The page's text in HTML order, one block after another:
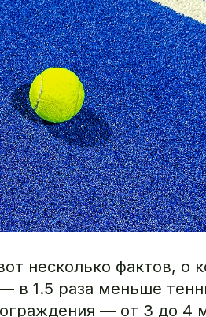
несколько фактов, о
в 1.5 раза меньше
— от 3 до 4